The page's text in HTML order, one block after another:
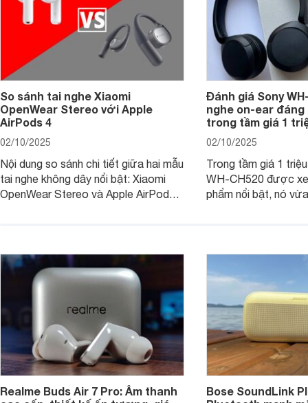
So sánh tai nghe Xiaomi
OpenWear Stereo với Apple
AirPods 4
02/10/2025
Nội dung so sánh chi tiết giữa hai mẫu
tai nghe không dây nổi bật: Xiaomi
OpenWear Stereo và Apple AirPods 4
phẩm chất lượng cao, nhưng hướng
tới đối tượng khách hàng khác nhau.
Đánh giá Sony
nghe on-ear đáng
trong tầm giá 1
02/10/2025
Trong tầm giá 1
WH-CH520 được
phẩm nổi bật, nó
Realme Buds Air 7 Pro: Âm thanh
Bose SoundLink